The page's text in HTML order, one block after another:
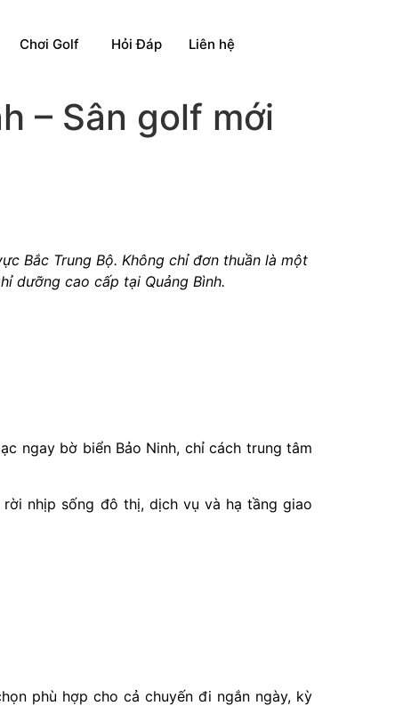
Chơi Golf Hỏi Đáp Liên hệ
– Sân golf mới
Bắc Trung Bộ. Không chỉ đơn thuần là một
dưỡng cao cấp tại Quảng Bình.
ngay bờ biển Bảo Ninh, chỉ cách trung tâm
nhịp sống đô thị, dịch vụ và hạ tầng giao
phù hợp cho cả chuyến đi ngắn ngày, kỳ